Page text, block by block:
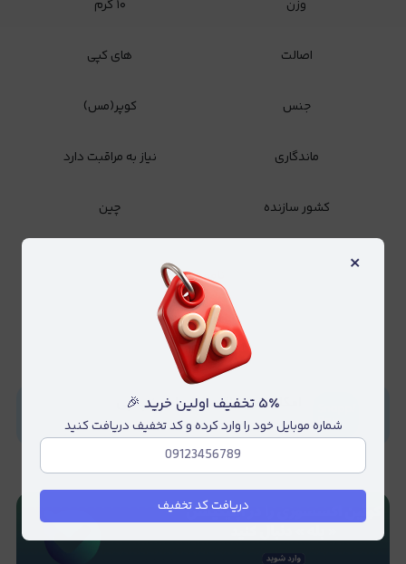
وزن ۱۰ گرم
اصالت های کپی
جنس کوپر(مس)
ماندگاری نیاز به مراقبت دارد
کشور سازنده چین
ناموجود ×
۵٪ تخفیف اولین خرید 🎉
شماره موبایل خود را وارد کرده و کد تخفیف دریافت کنید
دریافت کد تخفیف